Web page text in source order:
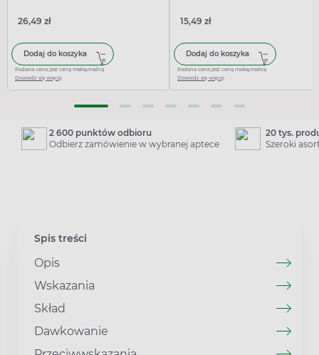
26,49 zł
Dodaj do koszyka
Podana cena jest ceną maksymalną
Dowiedz się więcej
15,49 zł
Dodaj do koszyka
Podana cena jest ceną maksymalną
Dowiedz się więcej
2 600 punktów odbioru
Odbierz zamówienie w wybranej aptece
20 tys.
Szeroki
Spis treści
Opis
Wskazania
Skład
Dawkowanie